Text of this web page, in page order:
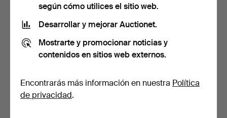
GEORG JENSEN, ALFILER
según cómo utilices el sitio web.
Desarrollar y mejorar Auctionet.
Mostrarte y promocionar noticias y
contenidos en sitios web externos.
Encontrarás más información en nuestra Política
de privacidad.